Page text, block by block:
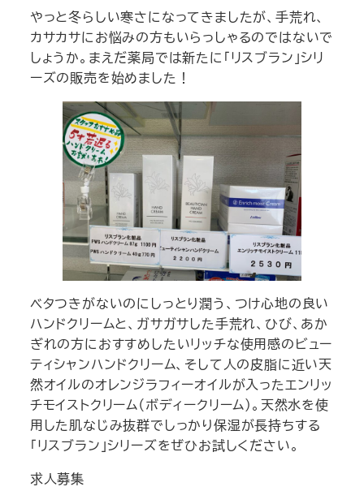
やっと冬らしい寒さになってきましたが、手荒れ、
カサカサにお悩みの方もいらっしゃるのではないで
しょうか。まえだ薬局では新たに「リスブラン」シリ
ーズの販売を始めました！
ベタつきがないのにしっとり潤う、つけ心地の良い
ハンドクリームと、ガサガサした手荒れ、ひび、あか
ぎれの方におすすめしたいリッチな使用感のビュー
ティシャンハンドクリーム、そして人の皮脂に近い天
然オイルのオレンジラフィーオイルが入ったエンリッ
チモイストクリーム（ボディークリーム）。天然水を使
用した肌なじみ抜群でしっかり保湿が長持ちする
「リスブラン」シリーズをぜひお試しください。
求人募集